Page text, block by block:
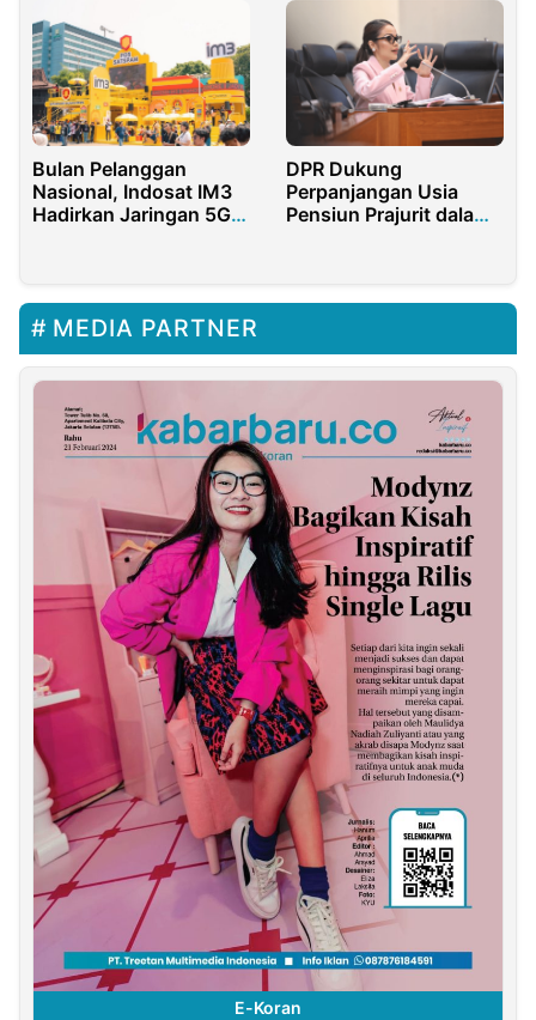
Bulan Pelanggan
Nasional, Indosat IM3
Hadirkan Jaringan 5G
DPR Dukung
Perpanjangan Usia
Pensiun Prajurit dalam
MEDIA PARTNER
E-Koran